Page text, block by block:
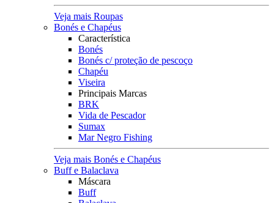
Veja mais Roupas
Bonés e Chapéus
Característica
Bonés
Bonés c/ proteção de pescoço
Chapéu
Viseira
Principais Marcas
BRK
Vida de Pescador
Sumax
Mar Negro Fishing
Veja mais Bonés e Chapéus
Buff e Balaclava
Máscara
Buff